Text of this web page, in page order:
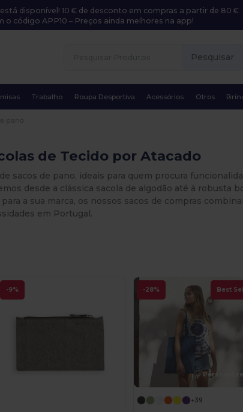
disponível! 10 € de desconto em compras a partir de 80 €
o código APP10 – Preços ainda melhores na app!
Pesquisar
Trabalho Roupa Desportiva Acessórios Otros
de Tecido por Atacado
sacos de pano, ideais para quem procura
desde a clássica sacola de algodão até à robusta
a sua marca, os nossos sacos de compras
em Portugal.
-9% -28% Best
+39